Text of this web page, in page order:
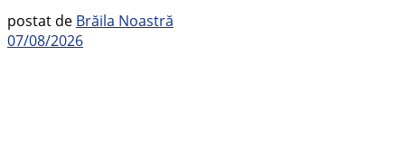
postat de Brăila Noastră
07/08/2026